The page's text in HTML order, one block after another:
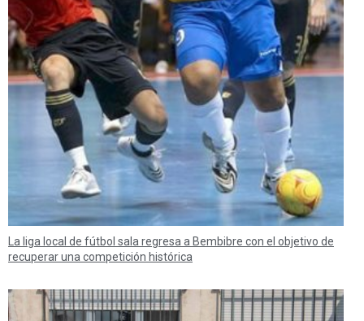
La liga local de fútbol sala regresa a Bembibre con el objetivo de
recuperar una competición histórica